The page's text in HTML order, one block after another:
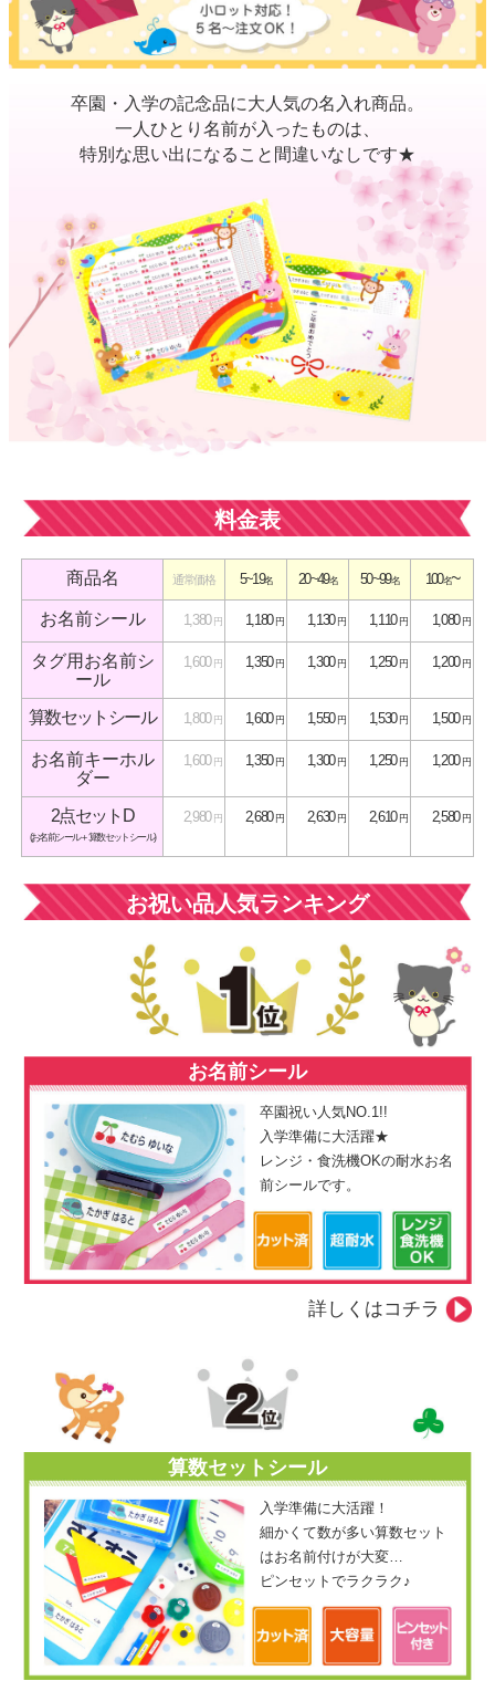
商品ガイド
会社概要
お問い合わ
せ
お客様への
お知らせ
会員登録
卒園・入学の記念品に大人気の名入れ商品。
一人ひとり名前が入ったものは、
特別な思い出になること間違いなしです★
料金表
商品名 通常価格 5~19名 20~49名 50~99名 100名~
お名前シール 1,380円 1,180円 1,130円 1,110円 1,080円
タグ用お名前シ
ール
1,600円 1,350円 1,300円 1,250円 1,200円
算数セットシール 1,800円 1,600円 1,550円 1,530円 1,500円
お名前キーホル
ダー
1,600円 1,350円 1,300円 1,250円 1,200円
2点セットD
(お名前シール＋算数セットシール)
2,980円 2,680円 2,630円 2,610円 2,580円
お祝い品人気ランキング
お名前シール
卒園祝い人気NO.1!!
入学準備に大活躍★
レンジ・ 食洗機OKの耐水お名
前シールです。
詳しくはコチラ
算数セットシール
入学準備に大活躍！
細かくて数が多い算数セット
はお名前付けが大変…
ピンセット でラクラク♪